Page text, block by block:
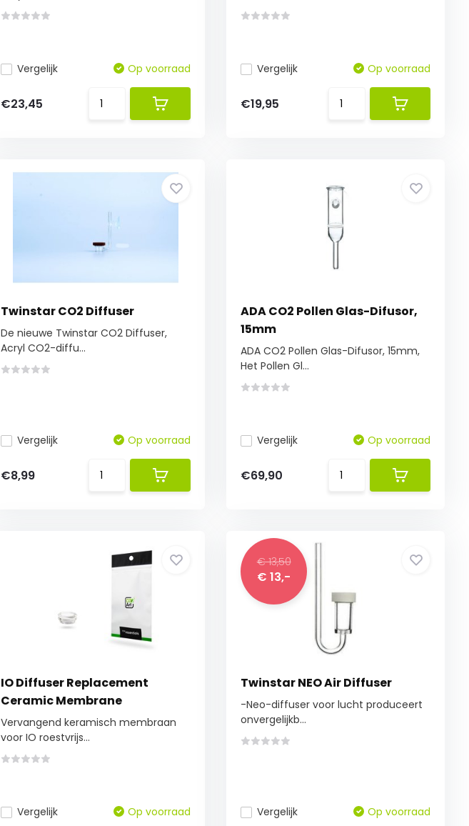
Vergelijk Op voorraad
€23,45
Vergelijk Op voorraad
€19,95
Twinstar CO2 Diffuser
De nieuwe Twinstar CO2 Diffuser,
Acryl CO2-diffu...
Vergelijk Op voorraad
€8,99
ADA CO2 Pollen Glas-Difusor,
15mm
ADA CO2 Pollen Glas-Difusor, 15mm,
Het Pollen Gl...
Vergelijk Op voorraad
€69,90
IO Diffuser Replacement
Ceramic Membrane
Vervangend keramisch membraan
voor IO roestvrijs...
Vergelijk Op voorraad
€ 13,50
€ 13,-
Twinstar NEO Air Diffuser
-Neo-diffuser voor lucht produceert
onvergelijkb...
Vergelijk Op voorraad